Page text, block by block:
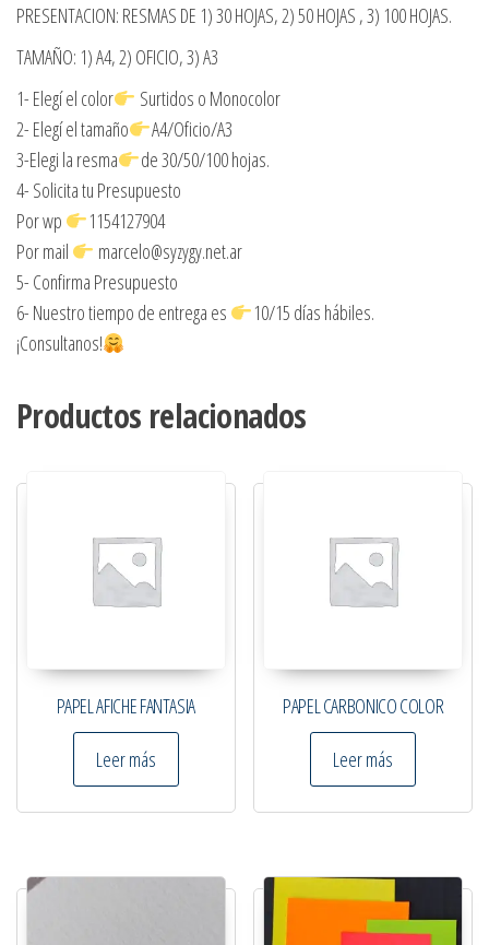
PRESENTACION: RESMAS DE 1) 30 HOJAS, 2) 50 HOJAS , 3) 100 HOJAS.
TAMAÑO: 1) A4, 2) OFICIO, 3) A3
1- Elegí el color
Surtidos o Monocolor
2- Elegí el tamaño
A4/Oficio/A3
3-Elegi la resma
de 30/50/100 hojas.
4- Solicita tu Presupuesto
Por wp
1154127904
Por mail
marcelo@syzygy.net.ar
5- Confirma Presupuesto
6- Nuestro tiempo de entrega es
10/15 días hábiles.
¡Consultanos!
Productos relacionados
PAPEL AFICHE FANTASIA
Leer más
PAPEL CARBONICO COLOR
Leer más